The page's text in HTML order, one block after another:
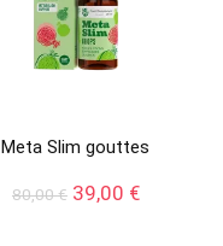
Meta Slim gouttes
80,00€ Le
39,00 €Le